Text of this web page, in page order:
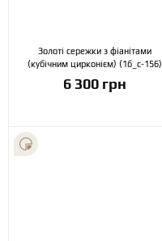
Золоті сережки з фіанітами
(кубічним цирконієм) (1б_с-156)
6 300 грн